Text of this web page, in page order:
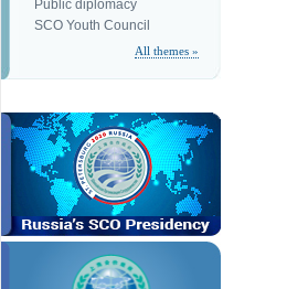
Public diplomacy
SCO Youth Council
All themes »